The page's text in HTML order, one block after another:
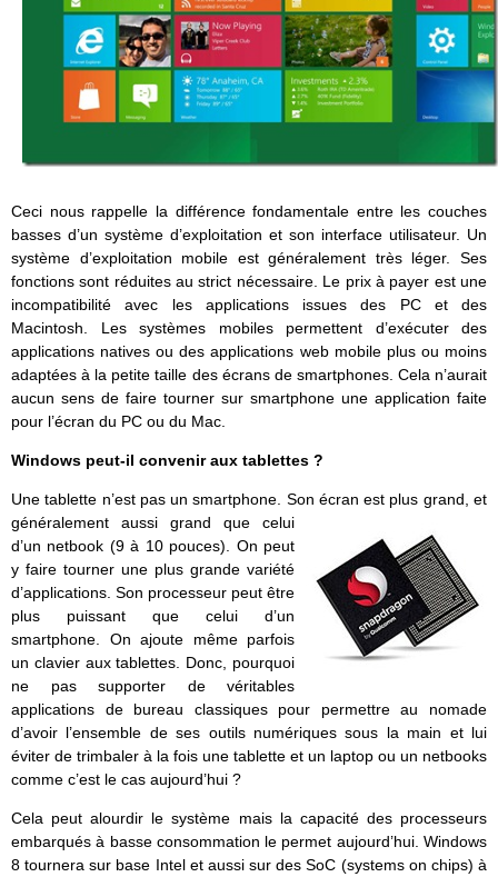
Ceci nous rappelle la différence fondamentale entre les couches
basses d’un système d’exploitation et son interface utilisateur. Un
système d’exploitation mobile est généralement très léger. Ses
fonctions sont réduites au strict nécessaire. Le prix à payer est une
incompatibilité avec les applications issues des PC et des
Macintosh. Les systèmes mobiles permettent d’exécuter des
applications natives ou des applications web mobile plus ou moins
adaptées à la petite taille des écrans de smartphones. Cela n’aurait
aucun sens de faire tourner sur smartphone une application faite
pour l’écran du PC ou du Mac.
Windows peut-il convenir aux tablettes ?
Une tablette n’est pas un smartphone. Son écran est plus grand, et
généralement aussi grand que celui
d’un netbook (9 à 10 pouces). On peut
y faire tourner une plus grande variété
d’applications. Son processeur peut être
plus puissant que celui d’un
smartphone. On ajoute même parfois
un clavier aux tablettes. Donc, pourquoi
ne pas supporter de véritables
applications de bureau classiques pour permettre au nomade
d’avoir l’ensemble de ses outils numériques sous la main et lui
éviter de trimbaler à la fois une tablette et un laptop ou un netbooks
comme c’est le cas aujourd’hui ?
Cela peut alourdir le système mais la capacité des processeurs
embarqués à basse consommation le permet aujourd’hui. Windows
8 tournera sur base Intel et aussi sur des SoC (systems on chips) à